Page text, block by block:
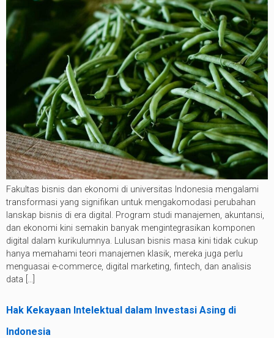
Fakultas bisnis dan ekonomi di universitas Indonesia mengalami
transformasi yang signifikan untuk mengakomodasi perubahan
lanskap bisnis di era digital. Program studi manajemen, akuntansi,
dan ekonomi kini semakin banyak mengintegrasikan komponen
digital dalam kurikulumnya. Lulusan bisnis masa kini tidak cukup
hanya memahami teori manajemen klasik, mereka juga perlu
menguasai e-commerce, digital marketing, fintech, dan analisis
data […]
Hak Kekayaan Intelektual dalam Investasi Asing di
Indonesia